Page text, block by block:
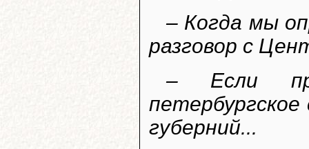
– Когда мы
разговор с
– Если
губерний...